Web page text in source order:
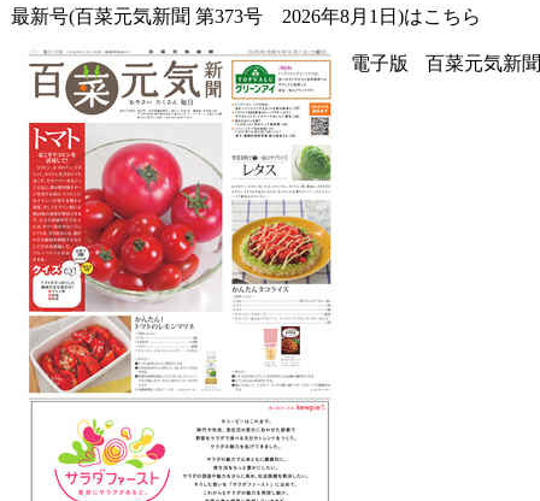
最新号(百菜元気新聞 第373号 2026年8月1日)はこちら
電子版 百菜元気新